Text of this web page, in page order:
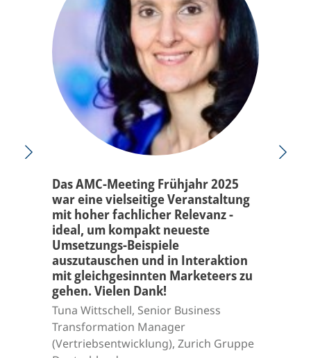
Das AMC-Meeting Frühjahr 2025
war eine vielseitige Veranstaltung
mit hoher fachlicher Relevanz -
ideal, um kompakt neueste
Umsetzungs-Beispiele
auszutauschen und in Interaktion
mit gleichgesinnten Marketeers zu
gehen. Vielen Dank!
Tuna Wittschell, Senior Business
Transformation Manager
(Vertriebsentwicklung), Zurich Gruppe